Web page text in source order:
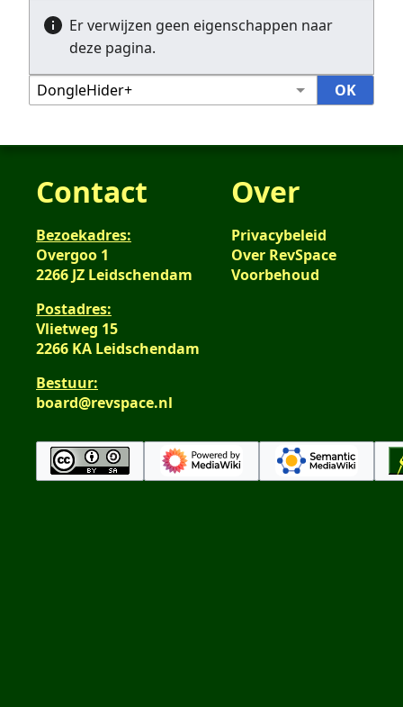
Er verwijzen geen eigenschappen naar
deze pagina.
Contact
Bezoekadres:
Overgoo 1
2266 JZ Leidschendam
Postadres:
Vlietweg 15
2266 KA Leidschendam
Bestuur:
board@revspace.nl
Over
Privacybeleid
Over RevSpace
Voorbehoud